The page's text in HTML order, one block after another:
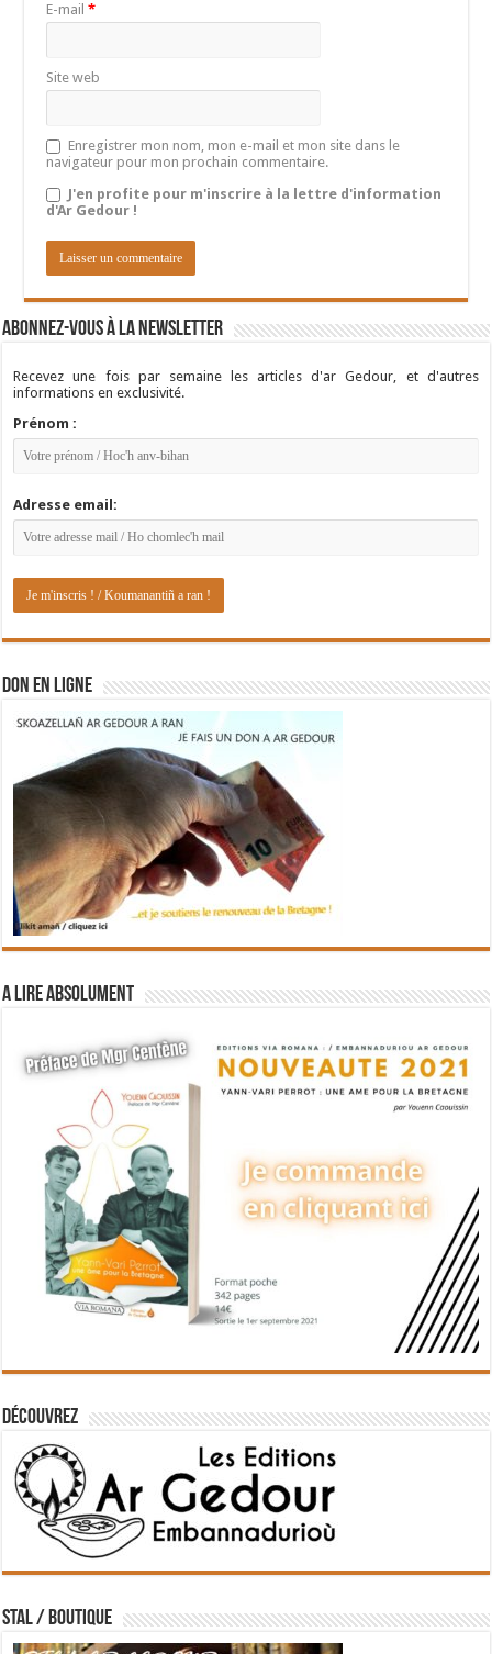
E-mail*
Site web
Enregistrer mon nom, mon e-mail et mon site dans le
navigateur pour mon prochain commentaire.
J'en profite pour m'inscrire à la lettre d'information
d'Ar Gedour !
Abonnez-vous à la newsletter
Recevez une fois par semaine les articles d'ar Gedour, et d'autres
informations en exclusivité.
Prénom :
Adresse email:
DON EN LIGNE
A lire absolument
Découvrez
STAL / BOUTIQUE